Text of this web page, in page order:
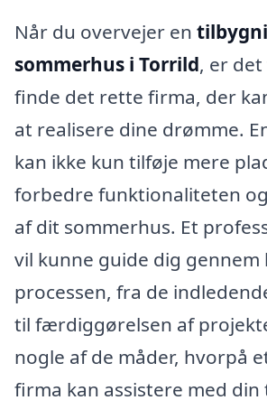
Når du overvejer en
sommerhus i Torrild, er
finde det rette firma, der
at realisere dine drømme.
kan ikke kun tilføje mere
forbedre funktionaliteten
af dit sommerhus. Et
vil kunne guide dig gennem
processen, fra de
til færdiggørelsen af
nogle af de måder, hvorpå
firma kan assistere med